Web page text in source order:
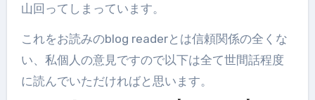
山回ってしまっています。
これをお読みのblog readerとは信頼関係の全くな
い、私個人の意見ですので以下は全て世間話程度
に読んでいただければと思います。